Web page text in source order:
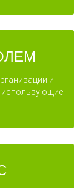
и
использующие